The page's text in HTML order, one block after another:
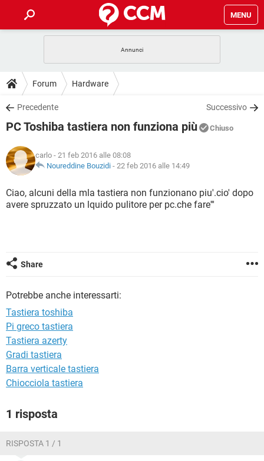
MENU
INTRATTENIMENTO
iOS
INSTAGRAM WHATSAPP
TIKTOK
HARDWARE
GUIDE
COVID-19
INSTAGRAM
TIKTOK
HARDWARE
DOWNLOAD
COVID-19 GAMING
INTRATTENIMENTO
iOS WINDOWS 10
INSTAGRAM WHATSAPP
TIKTOK FACEBOOK
COVID-19
INTRATTENIMENTO
iOS WINDOWS 10
HARDWARE
GLOSSARIO
COVID-19 GAMING
INTRATTENIMENTO ANDROID
TIKTOK
Forum Hardware
Precedente Successivo
PC Toshiba tastiera non funziona più Chiuso
carlo - 21 feb 2016 alle 08:08
Noureddine Bouzidi - 22 feb 2016 alle 14:49
Ciao, alcuni della mla tastiera non funzionano piu'.cio' dopo
avere spruzzato un lquido pulitore per pc.che fare'''
Share
Potrebbe anche interessarti:
Tastiera toshiba
Pi greco tastiera
Tastiera azerty
Gradi tastiera
Barra verticale tastiera
Chiocciola tastiera
1 risposta
RISPOSTA 1 / 1